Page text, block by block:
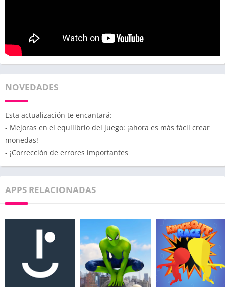
NOVEDADES
Esta actualización te encantará:
- Mejoras en el equilibrio del juego: ¡ahora es más fácil crear
monedas!
- ¡Corrección de errores importantes
APPS RELACIONADAS